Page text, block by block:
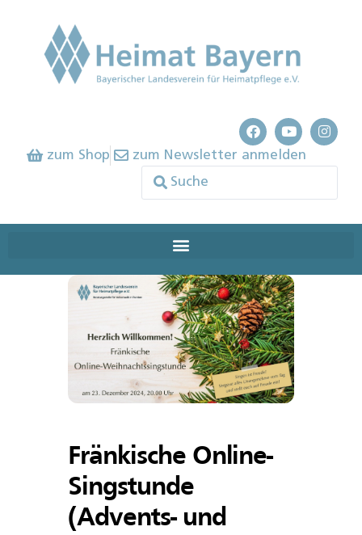
zum Shop zum Newsletter anmelden
Fränkische Online-
Singstunde
(Advents- und